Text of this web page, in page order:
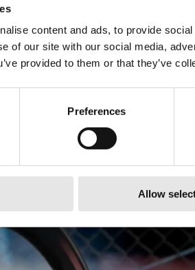
content and ads, to provide
of our site with our social media,
provided to them or that they’ve
Preferences
Allow